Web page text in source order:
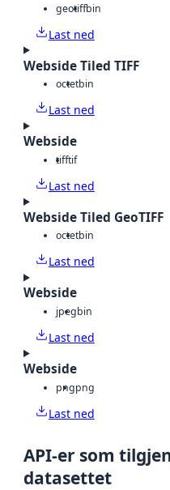
geotiffbin
Last ned
Webside Tiled TIFF
octetbin
Last ned
Webside
tifftif
Last ned
Webside Tiled GeoTIFF
octetbin
Last ned
Webside
jpegbin
Last ned
Webside
pngpng
Last ned
API-er som
datasettet